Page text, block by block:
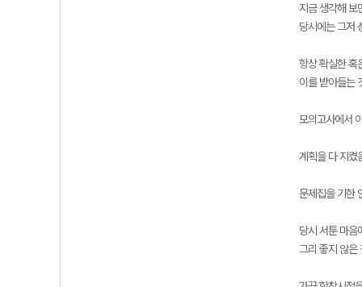
지금 생각해 보
당시에는 그저
항상 확실한 혹
이를 받아들는
모의고사에서
계획을 다 지켰
문제집을 기한
당시 서툰 마음
그리 좋지 않은